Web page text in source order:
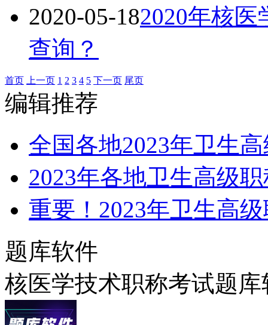
2020-05-182020年核
查询？
首页 上一页 1 2 3 4 5 下一页 尾页
编辑推荐
全国各地2023年卫生
2023年各地卫生高级
重要！2023年卫生高
题库软件
核医学技术职称考试题